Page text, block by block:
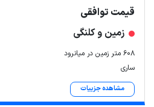
قیمت توافقی
زمین و کلنگی
۶۰۸ متر زمین در میانرود
ساری
مشاهده جزییات